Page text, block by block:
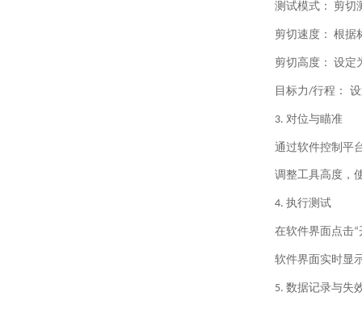
测试模式： 剪切
剪切速度： 根据
剪切高度： 设定
目标力/行程：
3. 对位与瞄准
通过软件控制平
调整工具高度，
4. 执行测试
在软件界面点击“
软件界面实时显
5. 数据记录与失